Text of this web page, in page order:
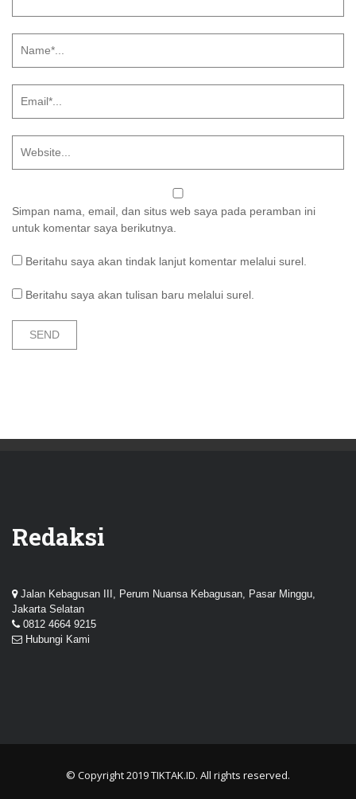
Simpan nama, email, dan situs web saya pada peramban ini
untuk komentar saya berikutnya.
Beritahu saya akan tindak lanjut komentar melalui surel.
Beritahu saya akan tulisan baru melalui surel.
Redaksi
Jalan Kebagusan III, Perum Nuansa Kebagusan, Pasar Minggu,
Jakarta Selatan
0812 4664 9215
Hubungi Kami
© Copyright 2019TIKTAK.ID. All rights reserved.